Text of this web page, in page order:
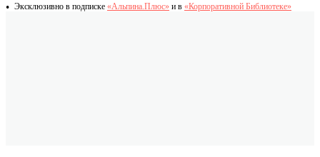
Эксклюзивно в подписке «Альпина.Плюс» и в «Корпоративной Библиотеке»